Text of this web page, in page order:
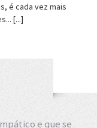
é cada vez mais
[...]
e que se